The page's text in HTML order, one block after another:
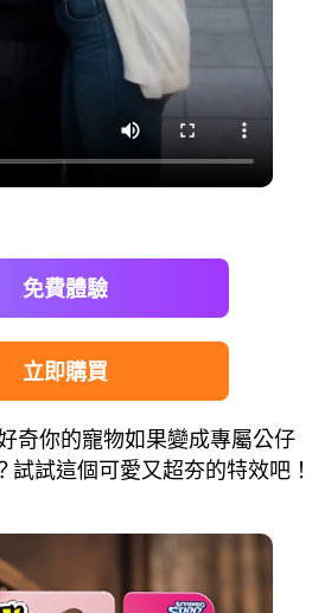
免費體驗
立即購買
奇你的寵物如果變成專屬公仔
試試這個可愛又超夯的特效吧！